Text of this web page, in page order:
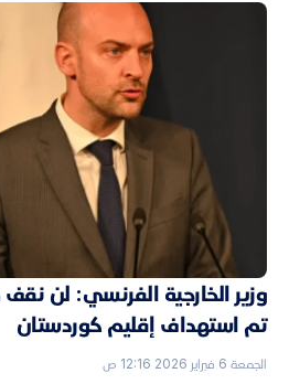
وزير الخارجية الفرنسي: لن
تم استهداف إقليم كوردستان
الجمعة 6 فبراير 2026 12:16 ص